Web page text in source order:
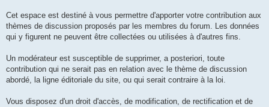
Cet espace est destiné à vous permettre d'apporter votre contribution aux
thèmes de discussion proposés par les membres du forum. Les données
qui y figurent ne peuvent être collectées ou utilisées à d'autres fins.
Un modérateur est susceptible de supprimer, a posteriori, toute
contribution qui ne serait pas en relation avec le thème de discussion
abordé, la ligne éditoriale du site, ou qui serait contraire à la loi.
Vous disposez d'un droit d'accès, de modification, de rectification et de